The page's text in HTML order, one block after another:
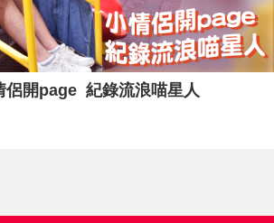
侶開page 紀錄流浪喵星人